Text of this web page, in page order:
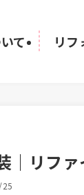
て リフ
｜リフ